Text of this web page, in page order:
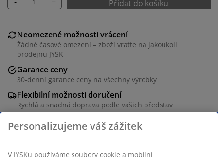
Přidat do košíku
Neomezené možnosti vrácení
Žádné časové omezení – zboží vraťte na jakoukoli
prodejnu JYSK
Garance ceny
30-denní garance ceny na všechny výrobky
Flexibilní možnosti doručení
Rychlá a snadná doprava podle vašich představ
Personalizujeme váš zážitek